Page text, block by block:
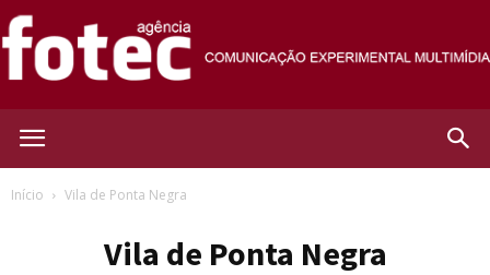
Fotec
Início Vila de Ponta Negra
Vila de Ponta Negra